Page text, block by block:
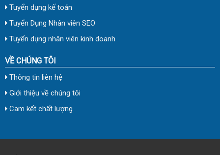
Tuyển dụng kế toán
Tuyển Dụng Nhân viên SEO
Tuyển dụng nhân viên kinh doanh
VỀ CHÚNG TÔI
Thông tin liên hệ
Giới thiệu về chúng tôi
Cam kết chất lượng